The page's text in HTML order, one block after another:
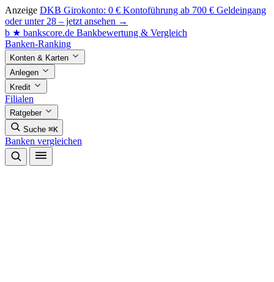
Anzeige DKB Girokonto: 0 € Kontoführung ab 700 € Geldeingang
oder unter 28 – jetzt ansehen →
b ★ bankscore.de Bankbewertung & Vergleich
Banken-Ranking
Konten & Karten
Anlegen
Kredit
Filialen
Ratgeber
Suche ⌘K
Banken vergleichen